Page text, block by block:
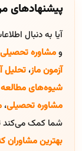
پیشنهادهای
آیا به دنبال
ومشاوره تحصیلی
آزمون ماز، تحلیل
شیوه‌های مطالعه
مشاوره تحصیلی،
شما کمک می‌کند
بهترین مشاوران